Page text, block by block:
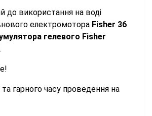
до використання на воді
електромотора Fisher 36
гелевого Fisher
гарного часу проведення на